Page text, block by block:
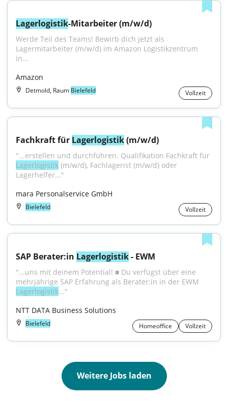
Lagerlogistik-Mitarbeiter (m/w/d)
Werde Teil des Teams! Bewirb dich jetzt als
Lagermitarbeiter (m/w/d) im Amazon Logistikzentrum
in...
Amazon
Detmold, Raum Bielefeld Vollzeit
Fachkraft für Lagerlogistik (m/w/d)
Lagerlogistik (m/w/d), Fachlagerist (m/w/d) oder
Lagerhelfer..."
mara Personalservice GmbH
Bielefeld Vollzeit
SAP Berater:in Lagerlogistik - EWM
"...uns mit deinem Potential! ■ Du verfügst über eine
Lagerlogistik..."
NTT DATA Business Solutions
Bielefeld Homeoffice Vollzeit
Weitere Jobs laden